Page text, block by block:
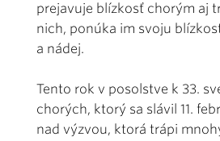
prejavuje blízkosť chorým aj
nich, ponúka im svoju
a nádej.
Tento rok v posolstve k 33.
chorých, ktorý sa slávil 11.
nad výzvou, ktorá trápi